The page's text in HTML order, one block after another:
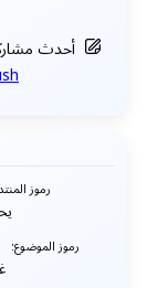
مرحباً
أحدث مشاركة:فقدان
يحتوي
لم يتم الرد